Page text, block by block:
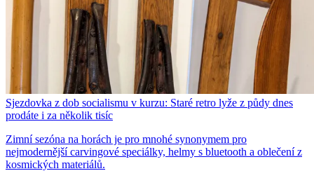
Sjezdovka z dob socialismu v kurzu: Staré retro lyže z půdy dnes
prodáte i za několik tisíc
Zimní sezóna na horách je pro mnohé synonymem pro
nejmodernější carvingové speciálky, helmy s bluetooth a oblečení z
kosmických materiálů.